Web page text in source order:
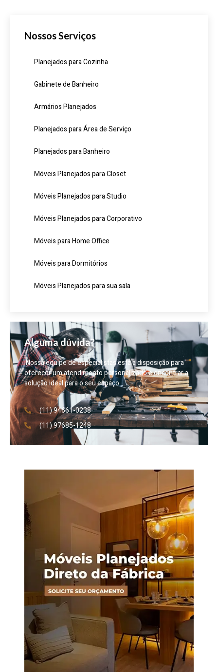
Nossos Serviços
Planejados para Cozinha
Gabinete de Banheiro
Armários Planejados
Planejados para Área de Serviço
Planejados para Banheiro
Móveis Planejados para Closet
Móveis Planejados para Studio
Móveis Planejados para Corporativo
Móveis para Home Office
Móveis para Dormitórios
Móveis Planejados para sua sala
Alguma dúvida?
Nossa equipe de especialistas está à disposição para
oferecer um atendimento personalizado e encontrar a
solução ideal para o seu espaço.
(11) 94661-0238
(11) 97685-1248